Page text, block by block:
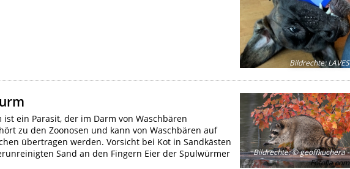
Bildrechte:LAVES
Bildrechte:© geoffkuchera -
Fotolia.com
ein Parasit, der im Darm von Waschbären
zu den Zoonosen und kann von Waschbären auf
übertragen werden. Vorsicht bei Kot in Sandkästen
Sand an den Fingern Eier der Spulwürmer